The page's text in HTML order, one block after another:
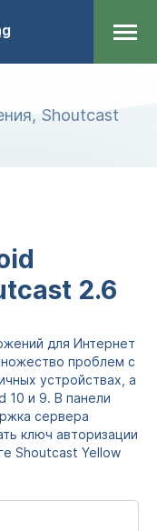
Shoutcast
2.6
для Интернет
проблем с
устройствах, а
10 и 9. В панели
сервера
ключ авторизации
Shoutcast Yellow